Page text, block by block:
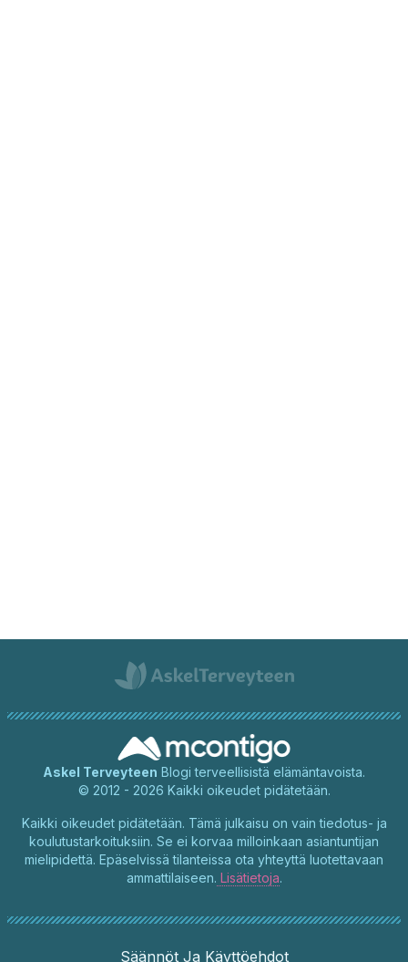
Askel Terveyteen Blogi terveellisistä elämäntavoista.
© 2012 - 2026 Kaikki oikeudet pidätetään.
Kaikki oikeudet pidätetään. Tämä julkaisu on vain tiedotus- ja
koulutustarkoituksiin. Se ei korvaa milloinkaan asiantuntijan
mielipidettä. Epäselvissä tilanteissa ota yhteyttä luotettavaan
ammattilaiseen. Lisätietoja.
Säännöt Ja Käyttöehdot